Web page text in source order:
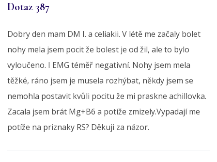
Dotaz 387
Dobry den mam DM I. a celiakii. V létě me začaly bolet
nohy mela jsem pocit že bolest je od žil, ale to bylo
vyloučeno. I EMG téměř negativní. Nohy jsem mela
těžké, ráno jsem je musela rozhýbat, někdy jsem se
nemohla postavit kvůli pocitu že mi praskne achillovka.
Zacala jsem brát Mg+B6 a potíže zmizely.Vypadají me
potíže na priznaky RS? Děkuji za názor.